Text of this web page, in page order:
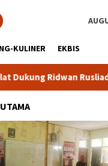
KULINER EKBIS
Rusliadi